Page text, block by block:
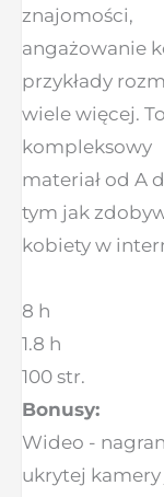
znajomości,
angażowanie
przykłady
wiele więcej. To
kompleksowy
materiał od A
tym jak
kobiety w
8 h
1.8 h
100 str.
Bonusy:
Wideo -
ukrytej kamery